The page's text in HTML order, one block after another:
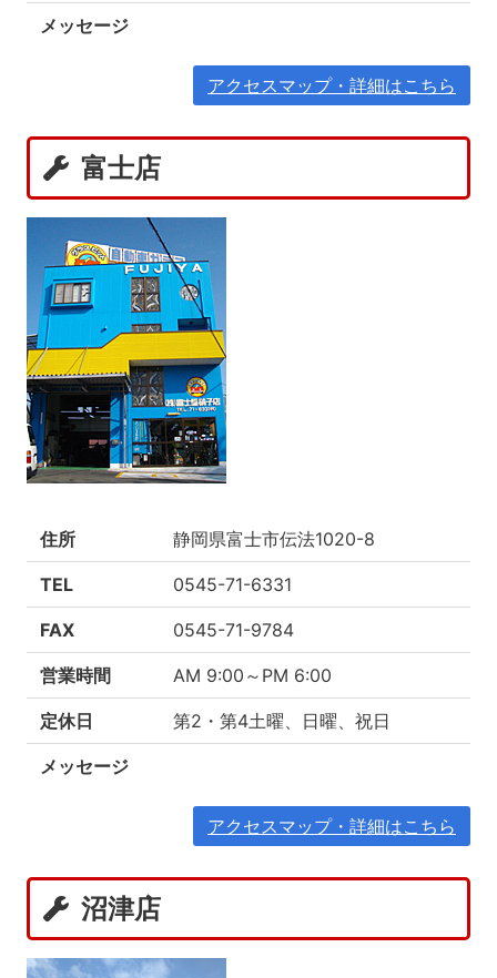
メッセージ
アクセスマップ・詳細はこちら
富士店
住所 静岡県富士市伝法1020-8
TEL 0545-71-6331
FAX 0545-71-9784
営業時間 AM 9:00～PM 6:00
定休日 第2・第4土曜、日曜、祝日
メッセージ
アクセスマップ・詳細はこちら
沼津店